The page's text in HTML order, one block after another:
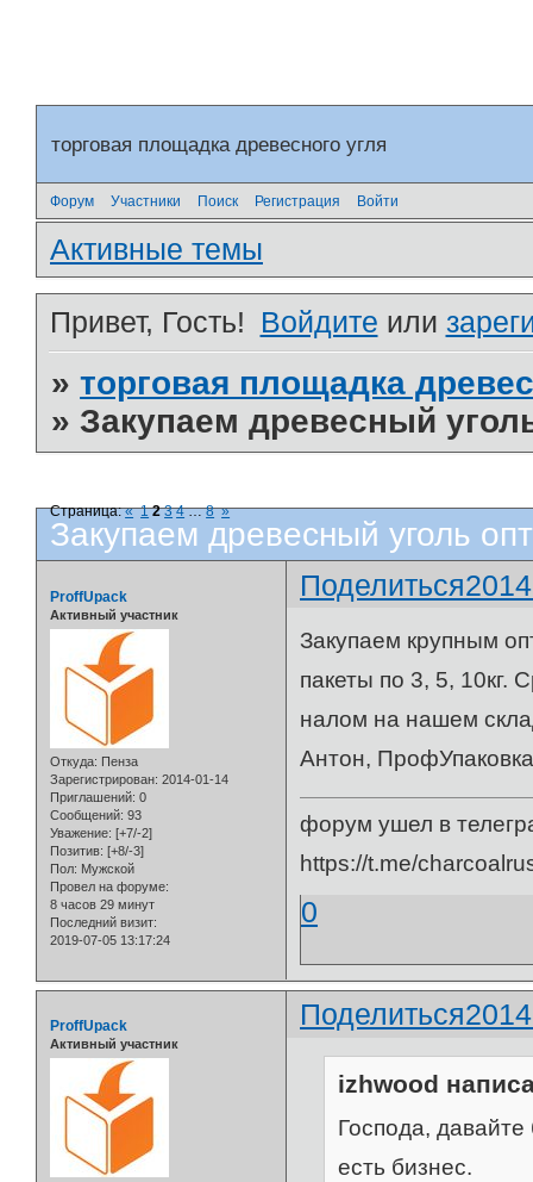
торговая площадка древесного угля
Форум Участники Поиск Регистрация Войти
Активные темы
Привет, Гость! Войдите или
»торговая площадка
»Закупаем древесный
Закупаем древесный уголь
Страница:« 1 2 3 4 … 8 »
Поделиться
ProffUpack
Активный участник
Откуда: Пенза
Зарегистрирован: 2014-01-14
Приглашений: 0
Сообщений: 93
Уважение: [+7/-2]
Позитив: [+8/-3]
Пол: Мужской
Провел на форуме:
8 часов 29 минут
Последний визит:
2019-07-05 13:17:24
Закупаем крупным
пакеты по 3, 5,
налом на нашем
Антон,
форум ушел в
https://t.me/
0
Поделиться
ProffUpack
Активный участник
izhwood
Господа,
есть бизнес.